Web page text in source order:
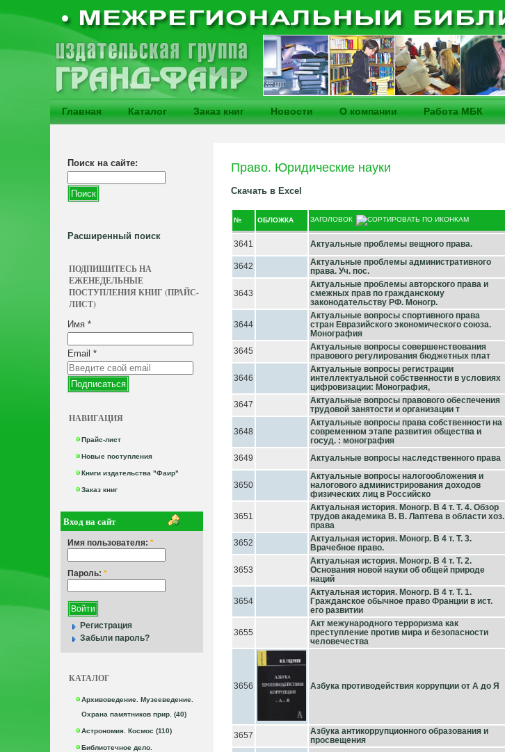
Главная Каталог Заказ книг Новости О компании Работа МБК
Поиск на сайте:
Расширенный поиск
ПОДПИШИТЕСЬ НА
ЕЖЕНЕДЕЛЬНЫЕ
ПОСТУПЛЕНИЯ КНИГ (ПРАЙС-
ЛИСТ)
Имя *
Email *
НАВИГАЦИЯ
Прайс-лист
Новые поступления
Книги издательства "Фаир"
Заказ книг
Вход на сайт
Имя пользователя: *
Пароль: *
Регистрация
Забыли пароль?
КАТАЛОГ
Архивоведение. Музееведение.
Охрана памятников прир. (40)
Астрономия. Космос (110)
Библиотечное дело.
Право. Юридические науки
Скачать в Excel
№ ОБЛОЖКА ЗАГОЛОВОК
3641 Актуальные проблемы вещного права.
3642
Актуальные проблемы административного
права. Уч. пос.
3643
Актуальные проблемы авторского права и
смежных прав по гражданскому
законодательству РФ. Моногр.
3644
Актуальные вопросы спортивного права
стран Евразийского экономического союза.
Монография
3645
Актуальные вопросы совершенствования
правового регулирования бюджетных плат
3646
Актуальные вопросы регистрации
интеллектуальной собственности в условиях
цифровизации: Монография,
3647
Актуальные вопросы правового обеспечения
трудовой занятости и организации т
3648
Актуальные вопросы права собственности на
современном этапе развития общества и
госуд. : монография
3649 Актуальные вопросы наследственного права
3650
Актуальные вопросы налогообложения и
налогового администрирования доходов
физических лиц в Российско
3651
Актуальная история. Моногр. В 4 т. Т. 4. Обзор
трудов академика В. В. Лаптева в области хоз.
права
3652
Актуальная история. Моногр. В 4 т. Т. 3.
Врачебное право.
3653
Актуальная история. Моногр. В 4 т. Т. 2.
Основания новой науки об общей природе
наций
3654
Актуальная история. Моногр. В 4 т. Т. 1.
Гражданское обычное право Франции в ист.
его развитии
3655
Акт межународного терроризма как
преступление против мира и безопасности
человечества
3656 Азбука противодействия коррупции от А до Я
3657
Азбука антикоррупционного образования и
просвещения